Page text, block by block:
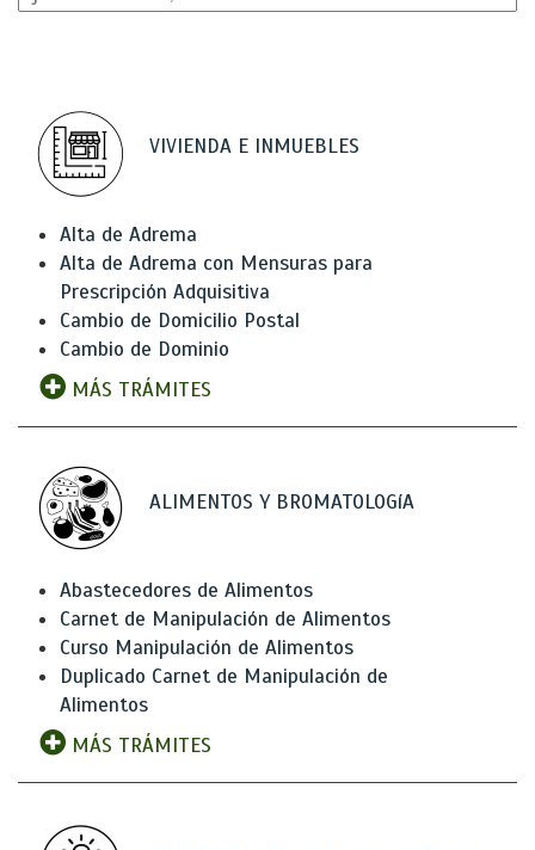
VIVIENDA E INMUEBLES
Alta de Adrema
Alta de Adrema con Mensuras para
Prescripción Adquisitiva
Cambio de Domicilio Postal
Cambio de Dominio
MÁS TRÁMITES
ALIMENTOS Y BROMATOLOGíA
Abastecedores de Alimentos
Carnet de Manipulación de Alimentos
Curso Manipulación de Alimentos
Duplicado Carnet de Manipulación de
Alimentos
MÁS TRÁMITES